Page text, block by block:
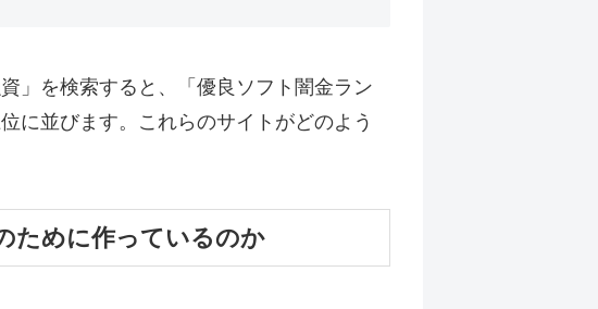
」を検索すると、「優良ソフト闇金ラン
に並びます。これらのサイトがどのよう
ために作っているのか